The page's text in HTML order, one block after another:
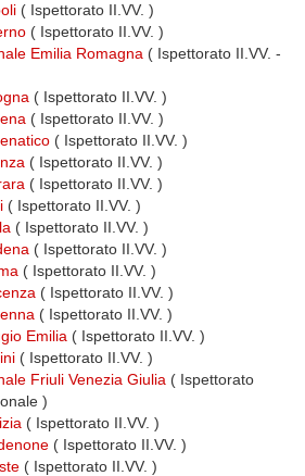
( Ispettorato II.VV. )
( Ispettorato II.VV. )
Emilia Romagna ( Ispettorato II.VV. -
( Ispettorato II.VV. )
( Ispettorato II.VV. )
( Ispettorato II.VV. )
( Ispettorato II.VV. )
( Ispettorato II.VV. )
( Ispettorato II.VV. )
( Ispettorato II.VV. )
( Ispettorato II.VV. )
( Ispettorato II.VV. )
( Ispettorato II.VV. )
( Ispettorato II.VV. )
Emilia ( Ispettorato II.VV. )
( Ispettorato II.VV. )
Friuli Venezia Giulia ( Ispettorato
)
( Ispettorato II.VV. )
( Ispettorato II.VV. )
( Ispettorato II.VV. )